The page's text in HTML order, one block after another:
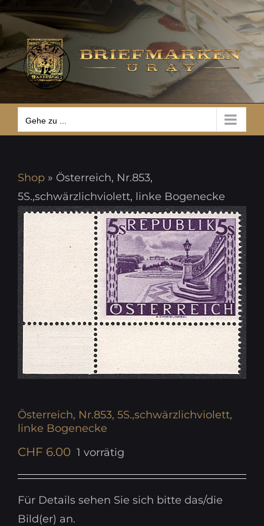
Zum
Inhalt
springen
Gehe zu ...
Gehe zu ...
Shop » Österreich, Nr.853,
5S.,schwärzlichviolett, linke Bogenecke
Österreich, Nr.853, 5S.,schwärzlichviolett,
linke Bogenecke
CHF 6.00 1 vorrätig
Für Details sehen Sie sich bitte das/die
Bild(er) an.